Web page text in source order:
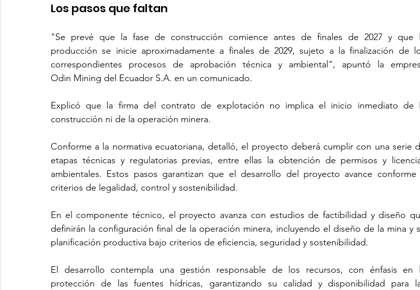
Los pasos que faltan
"Se prevé que la fase de construcción comience antes de finales de 2027 y que
producción se inicie aproximadamente a finales de 2029, sujeto a la finalización de
correspondientes procesos de aprobación técnica y ambiental", apuntó la
Odin Mining del Ecuador S.A. en un comunicado.
Explicó que la firma del contrato de explotación no implica el inicio inmediato de
construcción ni de la operación minera.
Conforme a la normativa ecuatoriana, detalló, el proyecto deberá cumplir con una serie
etapas técnicas y regulatorias previas, entre ellas la obtención de permisos y
ambientales. Estos pasos garantizan que el desarrollo del proyecto avance conforme
criterios de legalidad, control y sostenibilidad.
En el componente técnico, el proyecto avanza con estudios de factibilidad y diseño
definirán la configuración final de la operación minera, incluyendo el diseño de la mina y
planificación productiva bajo criterios de eficiencia, seguridad y sostenibilidad.
El desarrollo contempla una gestión responsable de los recursos, con énfasis en
protección de las fuentes hídricas, garantizando su calidad y disponibilidad para